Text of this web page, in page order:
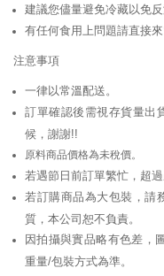
建議您儘量避免冷藏以免
有任何食用上問題請直接
注意事項
一律以常溫配送。
訂單確認後需視存貨量出
候，謝謝!!
原料商品價格為未稅價。
若遇節日前訂單繁忙，超
若訂購商品為大包裝，請
質，本公司恕不負責。
因拍攝與實品略有色差，
重量/包裝方式為準。